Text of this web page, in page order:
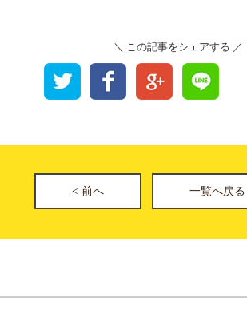
＼ この記事をシェアする ／
< 前へ 一覧へ